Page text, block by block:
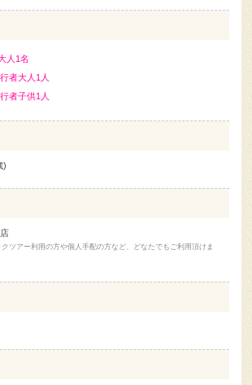
人1名
者大人1人
者子供1人
)
ツアー利用の方や個人手配の方など、どなたでもご利用頂けま